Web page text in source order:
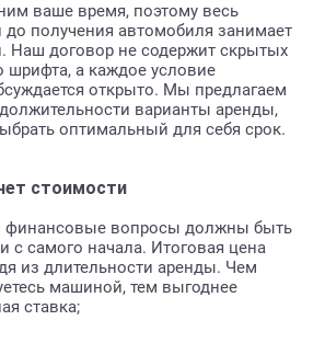
ваше время, поэтому весь
до получения автомобиля занимает
Наш договор не содержит скрытых
шрифта, а каждое условие
открыто. Мы предлагаем
варианты аренды,
оптимальный для себя срок.
стоимости
финансовые вопросы должны быть
с самого начала. Итоговая цена
из длительности аренды. Чем
машиной, тем выгоднее
ставка;